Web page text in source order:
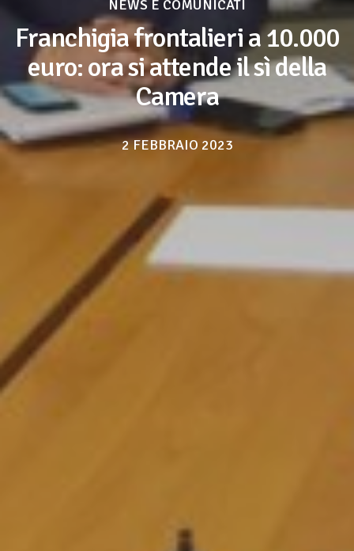
NEWS E COMUNICATI
Franchigia frontalieri a 10.000
euro: ora si attende il sì della
Camera
2 FEBBRAIO 2023